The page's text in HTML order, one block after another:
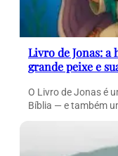
Livro de Jonas:
grande peixe e
O Livro de Jonas é
Bíblia — e também